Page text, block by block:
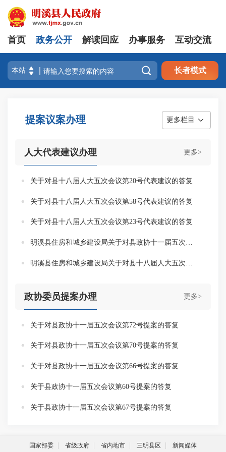
首页 政务公开 解读回应 办事服务 互动交流
 长者模式
提案议案办理 更多栏目
更多>
人大代表建议办理
关于对县十八届人大五次会议第20号代表建议的答复
关于对县十八届人大五次会议第58号代表建议的答复
关于对县十八届人大五次会议第23号代表建议的答复
明溪县住房和城乡建设局关于对县政协十一届五次会议第52号提案的答复
更多>
政协委员提案办理
关于对县政协十一届五次会议第72号提案的答复
关于对县政协十一届五次会议第70号提案的答复
关于对县政协十一届五次会议第66号提案的答复
关于县政协十一届五次会议第60号提案的答复
关于县政协十一届五次会议第67号提案的答复
国家部委 省级政府 省内地市 三明县区 新闻媒体